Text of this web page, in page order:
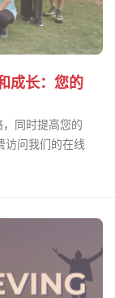
成长：您的
同时提高您的
访问我们的在线